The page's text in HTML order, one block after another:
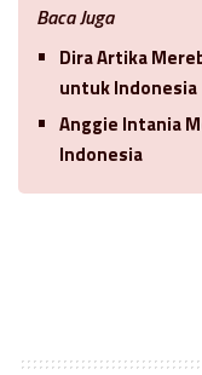
Baca Juga
Dira Artika
untuk Indonesia
Anggie Intania
Indonesia